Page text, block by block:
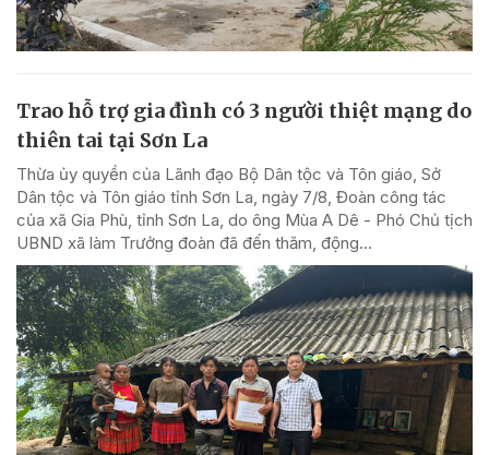
Trao hỗ trợ gia đình có 3 người thiệt mạng do
thiên tai tại Sơn La
Thừa ủy quyền của Lãnh đạo Bộ Dân tộc và Tôn giáo, Sở
Dân tộc và Tôn giáo tỉnh Sơn La, ngày 7/8, Đoàn công tác
của xã Gia Phù, tỉnh Sơn La, do ông Mùa A Dê - Phó Chủ tịch
UBND xã làm Trưởng đoàn đã đến thăm, động...